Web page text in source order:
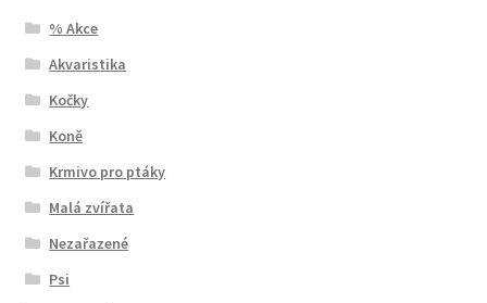
Veterinární dieta pro psy
Wolf of Wilderness
% Akce
Akvaristika
Kočky
Koně
Krmivo pro ptáky
Malá zvířata
Nezařazené
Psi